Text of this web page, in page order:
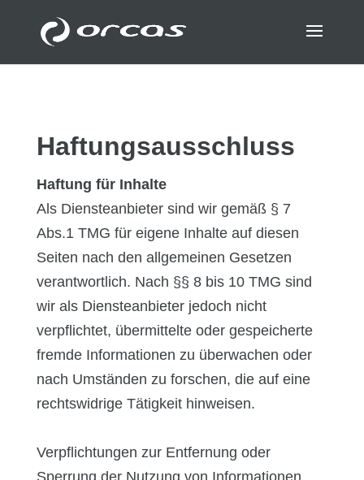
Haftungsausschluss
Haftung für Inhalte
Als Diensteanbieter sind wir gemäß § 7
Abs.1 TMG für eigene Inhalte auf diesen
Seiten nach den allgemeinen Gesetzen
verantwortlich. Nach §§ 8 bis 10 TMG sind
wir als Diensteanbieter jedoch nicht
verpflichtet, übermittelte oder gespeicherte
fremde Informationen zu überwachen oder
nach Umständen zu forschen, die auf eine
rechtswidrige Tätigkeit hinweisen.
Verpflichtungen zur Entfernung oder
Sperrung der Nutzung von Informationen